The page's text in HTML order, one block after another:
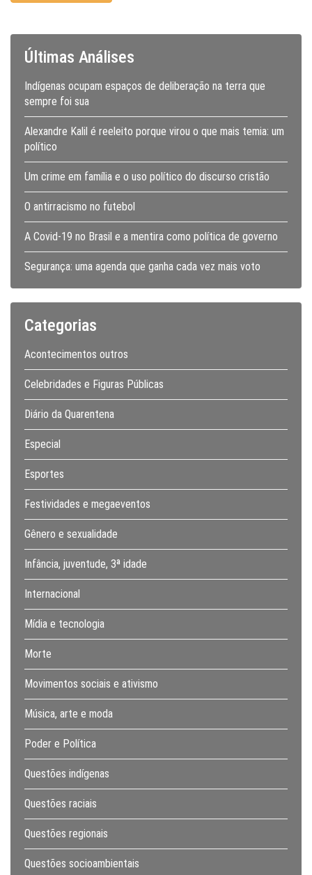
Últimas Análises
Indígenas ocupam espaços de deliberação na terra que
sempre foi sua
Alexandre Kalil é reeleito porque virou o que mais temia: um
político
Um crime em família e o uso político do discurso cristão
O antirracismo no futebol
A Covid-19 no Brasil e a mentira como política de governo
Segurança: uma agenda que ganha cada vez mais voto
Categorias
Acontecimentos outros
Celebridades e Figuras Públicas
Diário da Quarentena
Especial
Esportes
Festividades e megaeventos
Gênero e sexualidade
Infância, juventude, 3ª idade
Internacional
Mídia e tecnologia
Morte
Movimentos sociais e ativismo
Música, arte e moda
Poder e Política
Questões indígenas
Questões raciais
Questões regionais
Questões socioambientais